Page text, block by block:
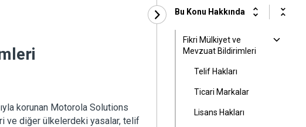
korunan Motorola Solutions
ve diğer ülkelerdeki yasalar, telif
Bu Konu Hakkında
Fikri Mülkiyet ve
Mevzuat Bildirimleri
Telif Hakları
Ticari Markalar
Lisans Hakları